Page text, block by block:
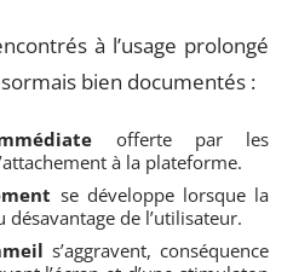
à l’usage prolongé
bien documentés :
offerte par les
à la plateforme.
se développe lorsque la
de l’utilisateur.
s’aggravent, conséquence